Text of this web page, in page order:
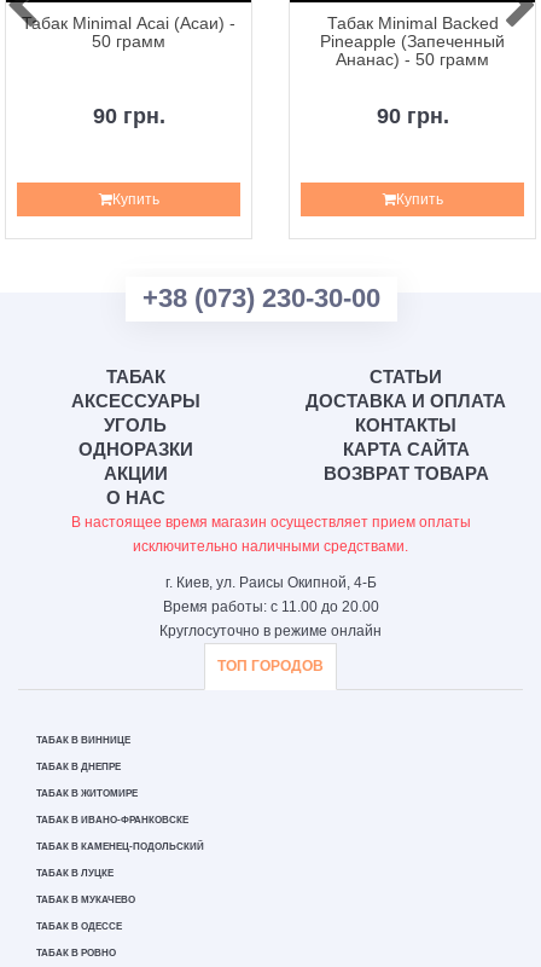
Табак Minimal Acai (Асаи) -
50 грамм
90 грн.
Купить
Табак Minimal Backed
Pineapple (Запеченный
Ананас) - 50 грамм
90 грн.
Купить
+38 (073) 230-30-00
ТАБАК
АКСЕССУАРЫ
УГОЛЬ
ОДНОРАЗКИ
АКЦИИ
О НАС
СТАТЬИ
ДОСТАВКА И ОПЛАТА
КОНТАКТЫ
КАРТА САЙТА
ВОЗВРАТ ТОВАРА
В настоящее время магазин осуществляет прием оплаты
исключительно наличными средствами.
г. Киев, ул. Раисы Окипной, 4-Б
Время работы: с 11.00 до 20.00
Круглосуточно в режиме онлайн
ТОП ГОРОДОВ
ТАБАК В ВИННИЦЕ
ТАБАК В ДНЕПРЕ
ТАБАК В ЖИТОМИРЕ
ТАБАК В ИВАНО-ФРАНКОВСКЕ
ТАБАК В КАМЕНЕЦ-ПОДОЛЬСКИЙ
ТАБАК В ЛУЦКЕ
ТАБАК В МУКАЧЕВО
ТАБАК В ОДЕССЕ
ТАБАК В РОВНО